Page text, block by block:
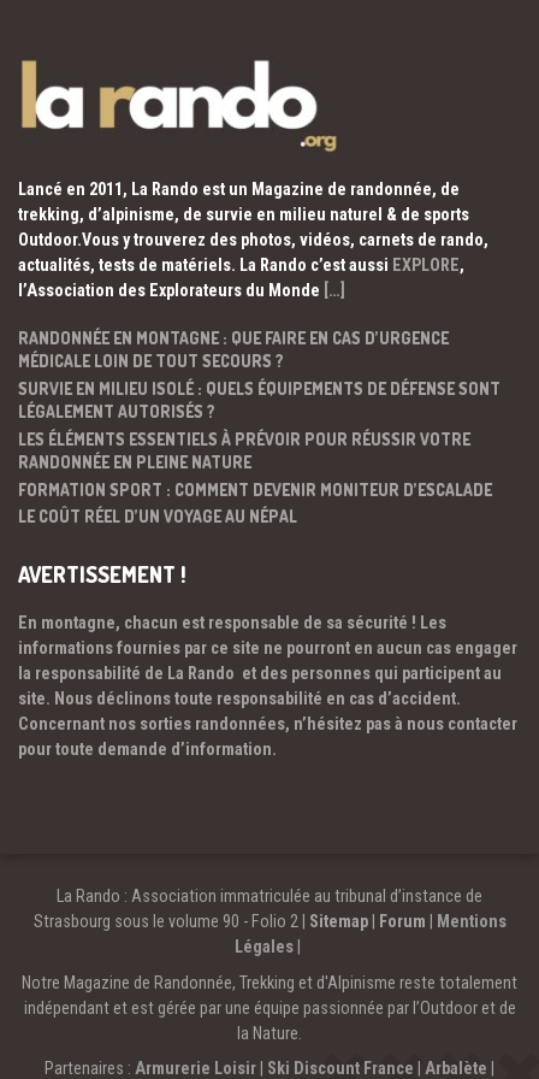
Lancé en 2011, La Rando est un Magazine de randonnée, de
trekking, d’alpinisme, de survie en milieu naturel & de sports
Outdoor.Vous y trouverez des photos, vidéos, carnets de rando,
actualités, tests de matériels. La Rando c’est aussi EXPLORE,
l’Association des Explorateurs du Monde […]
RANDONNÉE EN MONTAGNE : QUE FAIRE EN CAS D’URGENCE
MÉDICALE LOIN DE TOUT SECOURS ?
SURVIE EN MILIEU ISOLÉ : QUELS ÉQUIPEMENTS DE DÉFENSE SONT
LÉGALEMENT AUTORISÉS ?
LES ÉLÉMENTS ESSENTIELS À PRÉVOIR POUR RÉUSSIR VOTRE
RANDONNÉE EN PLEINE NATURE
FORMATION SPORT : COMMENT DEVENIR MONITEUR D’ESCALADE
LE COÛT RÉEL D’UN VOYAGE AU NÉPAL
AVERTISSEMENT !
En montagne, chacun est responsable de sa sécurité ! Les
informations fournies par ce site ne pourront en aucun cas engager
la responsabilité de La Rando et des personnes qui participent au
site. Nous déclinons toute responsabilité en cas d’accident.
Concernant nos sorties randonnées, n’hésitez pas à nous contacter
pour toute demande d’information.
La Rando : Association immatriculée au tribunal d’instance de
Strasbourg sous le volume 90 - Folio 2 | Sitemap| Forum
Mentions
Légales
Notre Magazine de Randonnée, Trekking et d'Alpinisme reste totalement
indépendant et est gérée par une équipe passionnée par l’Outdoor et de
la Nature.
Partenaires : Armurerie Loisir Ski Discount France Arbalète